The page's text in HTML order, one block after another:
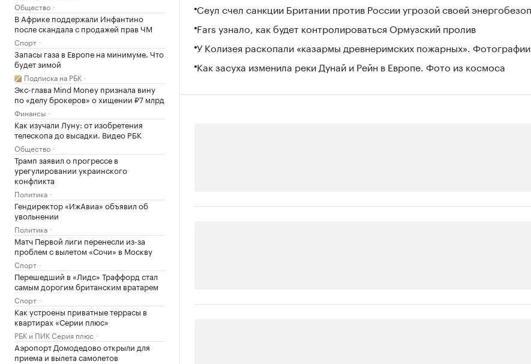
Общество
В Африке поддержали Инфантино
после скандала с продажей прав ЧМ
Спорт
Запасы газа в Европе на минимуме. Что
будет зимой
Подписка на РБК
Экс-глава Mind Money признала вину
по «делу брокеров» о хищении ₽7 млрд
Финансы
Как изучали Луну: от изобретения
телескопа до высадки. Видео РБК
Общество
Трамп заявил о прогрессе в
урегулировании украинского
конфликта
Политика
Гендиректор «ИжАвиа» объявил об
увольнении
Политика
Матч Первой лиги перенесли из-за
проблем с вылетом «Сочи» в Москву
Спорт
Перешедший в «Лидс» Траффорд стал
самым дорогим британским вратарем
Спорт
Как устроены приватные террасы в
квартирах «Серии плюс»
РБК и ПИК Серия плюс
Аэропорт Домодедово открыли для
приема и вылета самолетов
Сеул счел санкции Британии против России угрозой своей
Fars узнало, как будет контролироваться Ормузский пролив
У Колизея раскопали «казармы древнеримских пожарных». Фотографии
Как засуха изменила реки Дунай и Рейн в Европе. Фото из космоса